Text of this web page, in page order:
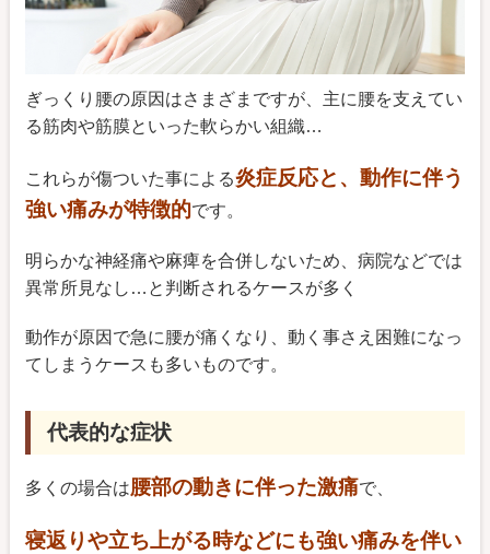
ぎっくり腰の原因はさまざまですが、主に腰を支えてい
る筋肉や筋膜といった軟らかい組織…
これらが傷ついた事による炎症反応と、動作に伴う
強い痛みが特徴的です。
明らかな神経痛や麻痺を合併しないため、病院などでは
異常所見なし…と判断されるケースが多く
動作が原因で急に腰が痛くなり、動く事さえ困難になっ
てしまうケースも多いものです。
代表的な症状
多くの場合は腰部の動きに伴った激痛で、
寝返りや立ち上がる時などにも強い痛みを伴い